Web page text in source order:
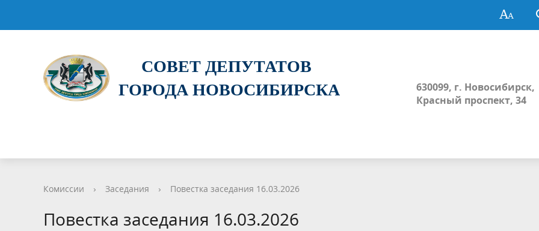
СОВЕТ ДЕПУТАТОВ
ГОРОДА НОВОСИБИРСКА
630099, г. Новосибирск,
Красный проспект, 34
Комиссии › Заседания › Повестка заседания 16.03.2026
Повестка заседания 16.03.2026